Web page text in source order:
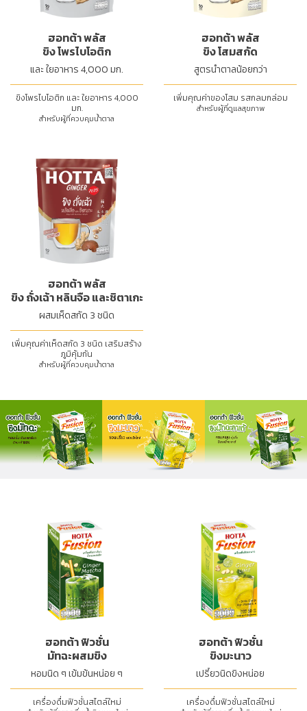
ฮอทต้า พลัส
ขิง โพรไบโอติก
และ ใยอาหาร 4,000 มก.
ขิงโพรไบโอติก และ ใยอาหาร 4,000
มก.
สำหรับผู้ที่ควบคุมน้ำตาล
ฮอทต้า พลัส
ขิง โสมสกัด
สูตรน้ำตาลน้อยกว่า
เพิ่มคุณค่าของโสม รสกลมกล่อม
สำหรับผู้ที่ดูแลสุขภาพ
ฮอทต้า พลัส
ขิง ถั่งเฉ้า หลินจือ และชิตาเกะ
ผสมเห็ดสกัด 3 ชนิด
เพิ่มคุณค่าเห็ดสกัด 3 ชนิด เสริมสร้าง
ภูมิคุ้มกัน
สำหรับผู้ที่ควบคุมน้ำตาล
ฮอทต้า ฟิวชั่น
มัทฉะผสมขิง
หอมนิด ๆ เข้มข้นหน่อย ๆ
เครื่องดื่มฟิวชั่นสไตล์ใหม่
ฮอทต้า ฟิวชั่น
ขิงมะนาว
เปรี้ยวนิดขิงหน่อย
เครื่องดื่มฟิวชั่นสไตล์ใหม่